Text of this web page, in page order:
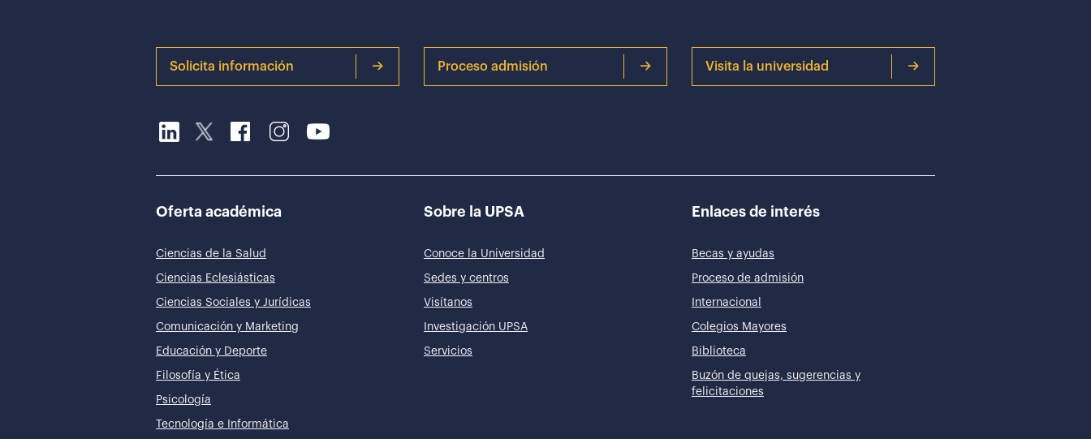
Solicita información Proceso admisión Visita la universidad
Oferta académica
Ciencias de la Salud
Ciencias Eclesiásticas
Ciencias Sociales y Jurídicas
Comunicación y Marketing
Educación y Deporte
Filosofía y Ética
Psicología
Tecnología e Informática
Sobre la UPSA
Conoce la Universidad
Sedes y centros
Visítanos
Investigación UPSA
Servicios
Enlaces de interés
Becas y ayudas
Proceso de admisión
Internacional
Colegios Mayores
Biblioteca
Buzón de quejas, sugerencias y
felicitaciones